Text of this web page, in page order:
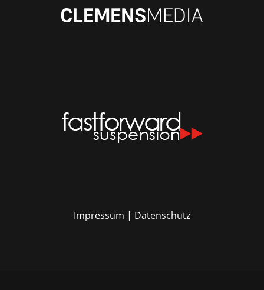
Impressum | Datenschutz